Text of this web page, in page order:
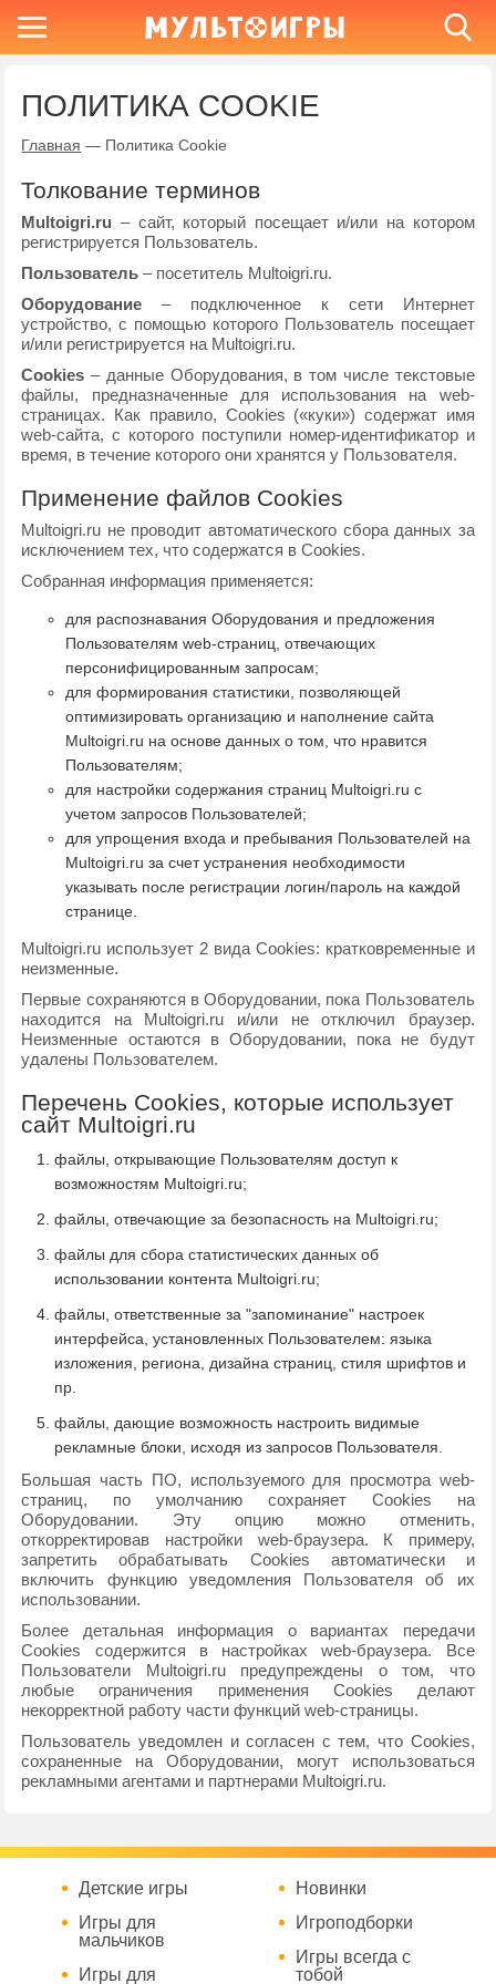
ПОЛИТИКА COOKIE
Главная — Политика Cookie
Толкование терминов
Multoigri.ru – сайт, который посещает и/или на котором
регистрируется Пользователь.
Пользователь – посетитель Multoigri.ru.
Оборудование – подключенное к сети Интернет
устройство, с помощью которого Пользователь посещает
и/или регистрируется на Multoigri.ru.
Cookies – данные Оборудования, в том числе текстовые
файлы, предназначенные для использования на web-
страницах. Как правило, Cookies («куки») содержат имя
web-сайта, с которого поступили номер-идентификатор и
время, в течение которого они хранятся у Пользователя.
Применение файлов Cookies
Multoigri.ru не проводит автоматического сбора данных за
исключением тех, что содержатся в Cookies.
Собранная информация применяется:
для распознавания Оборудования и предложения
Пользователям web-страниц, отвечающих
персонифицированным запросам;
для формирования статистики, позволяющей
оптимизировать организацию и наполнение сайта
Multoigri.ru на основе данных о том, что нравится
Пользователям;
для настройки содержания страниц Multoigri.ru с
учетом запросов Пользователей;
для упрощения входа и пребывания Пользователей на
Multoigri.ru за счет устранения необходимости
указывать после регистрации логин/пароль на каждой
странице.
Multoigri.ru использует 2 вида Cookies: кратковременные и
неизменные.
Первые сохраняются в Оборудовании, пока Пользователь
находится на Multoigri.ru и/или не отключил браузер.
Неизменные остаются в Оборудовании, пока не будут
удалены Пользователем.
Перечень Cookies, которые использует
сайт Multoigri.ru
файлы, открывающие Пользователям доступ к
возможностям Multoigri.ru;
файлы, отвечающие за безопасность на Multoigri.ru;
файлы для сбора статистических данных об
использовании контента Multoigri.ru;
файлы, ответственные за "запоминание" настроек
интерфейса, установленных Пользователем: языка
изложения, региона, дизайна страниц, стиля шрифтов и
пр.
файлы, дающие возможность настроить видимые
рекламные блоки, исходя из запросов Пользователя.
Большая часть ПО, используемого для просмотра web-
страниц, по умолчанию сохраняет Cookies на
Оборудовании. Эту опцию можно отменить,
откорректировав настройки web-браузера. К примеру,
запретить обрабатывать Cookies автоматически и
включить функцию уведомления Пользователя об их
использовании.
Более детальная информация о вариантах передачи
Cookies содержится в настройках web-браузера. Все
Пользователи Multoigri.ru предупреждены о том, что
любые ограничения применения Cookies делают
некорректной работу части функций web-страницы.
Пользователь уведомлен и согласен с тем, что Cookies,
сохраненные на Оборудовании, могут использоваться
рекламными агентами и партнерами Multoigri.ru.
Детские игры
Игры для
мальчиков
Игры для
Новинки
Игроподборки
Игры всегда с
тобой